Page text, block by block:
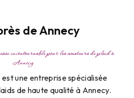
de Annecy
incontournable pour les amateurs de plaid à
Annecy
une entreprise spécialisée
de haute qualité à Annecy.